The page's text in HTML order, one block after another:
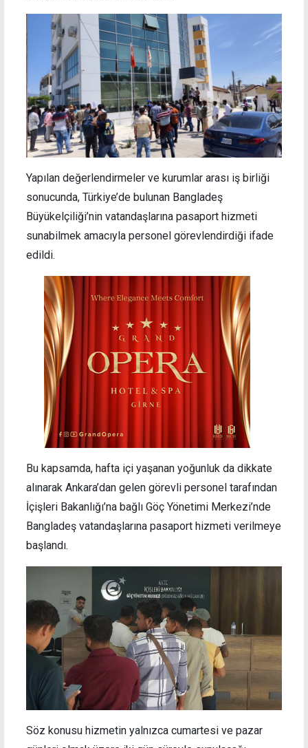
Yapılan değerlendirmeler ve kurumlar arası iş birliği
sonucunda, Türkiye’de bulunan Bangladeş
Büyükelçiliği’nin vatandaşlarına pasaport hizmeti
sunabilmek amacıyla personel görevlendirdiği ifade
edildi.
Bu kapsamda, hafta içi yaşanan yoğunluk da dikkate
alınarak Ankara’dan gelen görevli personel tarafından
İçişleri Bakanlığı’na bağlı Göç Yönetimi Merkezi’nde
Bangladeş vatandaşlarına pasaport hizmeti verilmeye
başlandı.
Söz konusu hizmetin yalnızca cumartesi ve pazar